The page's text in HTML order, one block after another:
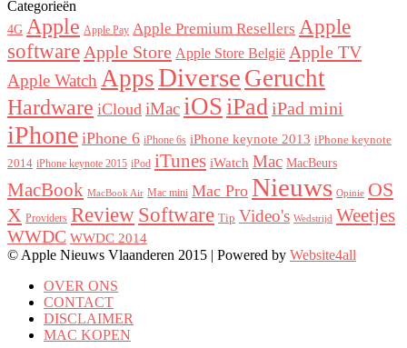
Categorieën
4G Apple Apple Pay Apple Premium Resellers Apple
software Apple Store Apple Store België Apple TV
Apple Watch Apps Diverse Gerucht
Hardware iCloud iMac iOS iPad iPad mini
iPhone iPhone 6 iPhone 6s iPhone keynote 2013 iPhone keynote
2014 iPhone keynote 2015 iPod iTunes iWatch Mac MacBeurs
MacBook MacBook Air Mac mini Mac Pro Nieuws Opinie OS
X Providers Review Software Tip Video's Wedstrijd Weetjes
WWDC WWDC 2014
© Apple Nieuws Vlaanderen 2015 | Powered by Website4all
OVER ONS
CONTACT
DISCLAIMER
MAC KOPEN